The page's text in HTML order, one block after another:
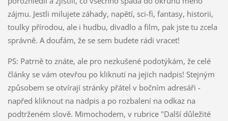
zájmu. Jestli milujete záhady, napětí, sci-fi, fantasy, historii,
toulky přírodou, ale i hudbu, divadlo a film, pak jste tu zcela
správně. A doufám, že se sem budete rádi vracet!
PS: Patrně to znáte, ale pro nezkušené podotýkám, že celé
články se vám otevřou po kliknutí na jejich nadpis! Stejným
způsobem se otvírají stránky přátel v bočním adresáři -
napřed kliknout na nadpis a po rozbalení na odkaz na
podtrženém slově. Mimochodem, v rubrice "Další důležité